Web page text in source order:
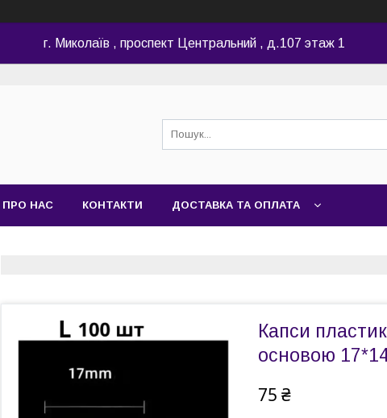
г. Миколаїв , проспект Центральний , д.107 этаж 1
ПРО НАС КОНТАКТИ ДОСТАВКА ТА ОПЛАТА
Капси
основою
75 ₴